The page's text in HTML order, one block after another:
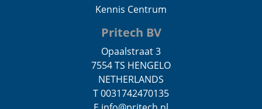
Kennis Centrum
Pritech BV
Opaalstraat 3
7554 TS HENGELO
NETHERLANDS
T 0031742470135